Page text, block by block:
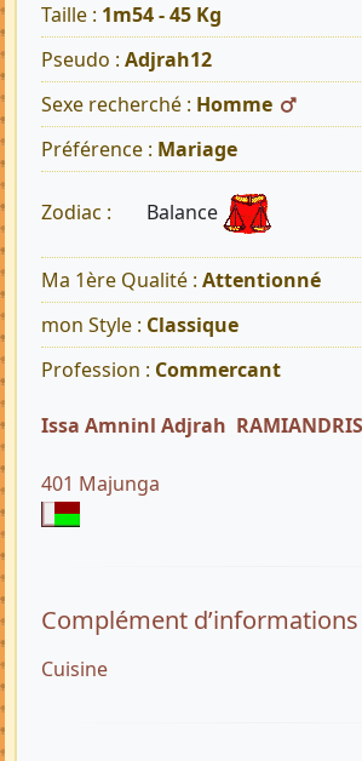
Taille : 1m54 - 45 Kg
Pseudo : Adjrah12
Sexe recherché : Homme
Préférence : Mariage
Zodiac : Balance
Ma 1ère Qualité : Attentionné
mon Style : Classique
Profession : Commercant
Issa Amninl Adjrah
401 Majunga
Complément d’informations
Cuisine